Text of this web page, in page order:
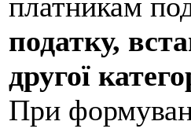
платникам
податку,
другої
При